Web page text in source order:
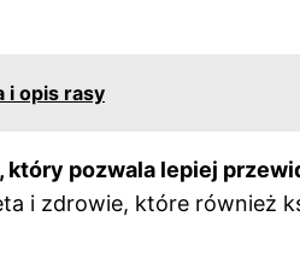
i opis rasy
pozwala lepiej
i zdrowie, które również